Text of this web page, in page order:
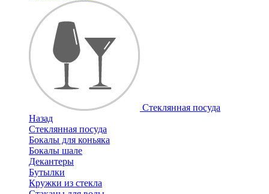
Стеклянная посуда
Назад
Стеклянная посуда
Бокалы для коньяка
Бокалы шале
Декантеры
Бутылки
Кружки из стекла